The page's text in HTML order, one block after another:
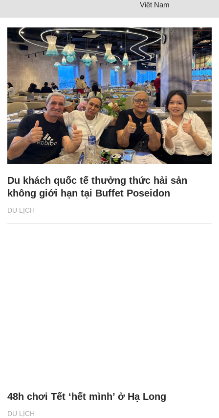
Việt Nam
DU LỊCH
Du khách quốc tế thưởng thức hải sản
không giới hạn tại Buffet Poseidon
DU LỊCH
48h chơi Tết ‘hết mình’ ở Hạ Long